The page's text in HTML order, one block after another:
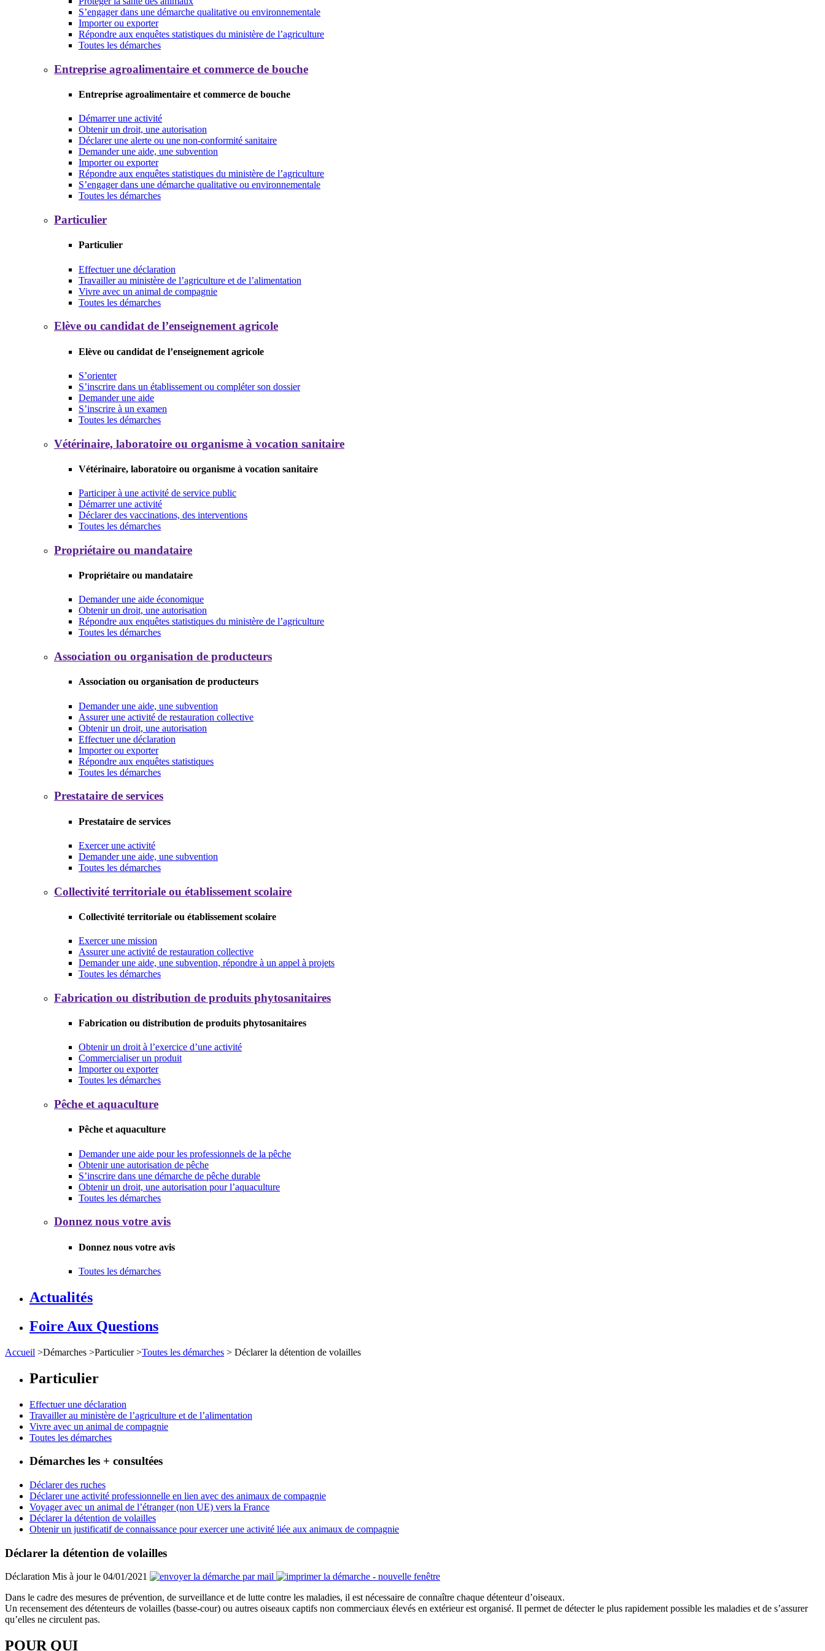
S’engager dans une démarche qualitative ou environnementale
Importer ou exporter
Répondre aux enquêtes statistiques du ministère de l’agriculture
Toutes les démarches
Entreprise agroalimentaire et commerce de bouche
Entreprise agroalimentaire et commerce de bouche
Démarrer une activité
Obtenir un droit, une autorisation
Déclarer une alerte ou une non-conformité sanitaire
Demander une aide, une subvention
Importer ou exporter
Répondre aux enquêtes statistiques du ministère de l’agriculture
S’engager dans une démarche qualitative ou environnementale
Toutes les démarches
Particulier
Particulier
Effectuer une déclaration
Travailler au ministère de l’agriculture et de l’alimentation
Vivre avec un animal de compagnie
Toutes les démarches
Elève ou candidat de l’enseignement agricole
Elève ou candidat de l’enseignement agricole
S’orienter
S’inscrire dans un établissement ou compléter son dossier
Demander une aide
S’inscrire à un examen
Toutes les démarches
Vétérinaire, laboratoire ou organisme à vocation sanitaire
Vétérinaire, laboratoire ou organisme à vocation sanitaire
Participer à une activité de service public
Démarrer une activité
Déclarer des vaccinations, des interventions
Toutes les démarches
Propriétaire ou mandataire
Propriétaire ou mandataire
Demander une aide économique
Obtenir un droit, une autorisation
Répondre aux enquêtes statistiques du ministère de l’agriculture
Toutes les démarches
Association ou organisation de producteurs
Association ou organisation de producteurs
Demander une aide, une subvention
Assurer une activité de restauration collective
Obtenir un droit, une autorisation
Effectuer une déclaration
Importer ou exporter
Répondre aux enquêtes statistiques
Toutes les démarches
Prestataire de services
Prestataire de services
Exercer une activité
Demander une aide, une subvention
Toutes les démarches
Collectivité territoriale ou établissement scolaire
Collectivité territoriale ou établissement scolaire
Exercer une mission
Assurer une activité de restauration collective
Demander une aide, une subvention, répondre à un appel à projets
Toutes les démarches
Fabrication ou distribution de produits phytosanitaires
Fabrication ou distribution de produits phytosanitaires
Obtenir un droit à l’exercice d’une activité
Commercialiser un produit
Importer ou exporter
Toutes les démarches
Pêche et aquaculture
Pêche et aquaculture
Demander une aide pour les professionnels de la pêche
Obtenir une autorisation de pêche
S’inscrire dans une démarche de pêche durable
Obtenir un droit, une autorisation pour l’aquaculture
Toutes les démarches
Donnez nous votre avis
Donnez nous votre avis
Toutes les démarches
Actualités
Foire Aux Questions
Accueil >Démarches >Particulier>Toutes les démarches > Déclarer la détention de volailles
Particulier
Effectuer une déclaration
Travailler au ministère de l’agriculture et de l’alimentation
Vivre avec un animal de compagnie
Toutes les démarches
Démarches les + consultées
Déclarer des ruches
Déclarer une activité professionnelle en lien avec des animaux de compagnie
Voyager avec un animal de l’étranger (non UE) vers la France
Déclarer la détention de volailles
Obtenir un justificatif de connaissance pour exercer une activité liée aux animaux de compagnie
Déclarer la détention de volailles
Déclaration Mis à jour le 04/01/2021
Dans le cadre des mesures de prévention, de surveillance et de lutte contre les maladies, il est nécessaire de connaître chaque détenteur d’oiseaux.
Un recensement des détenteurs de volailles (basse-cour) ou autres oiseaux captifs non commerciaux élevés en extérieur est organisé. Il permet de détecter le plus rapidement possible les maladies et de s’assurer
qu’elles ne circulent pas.
POUR QUI